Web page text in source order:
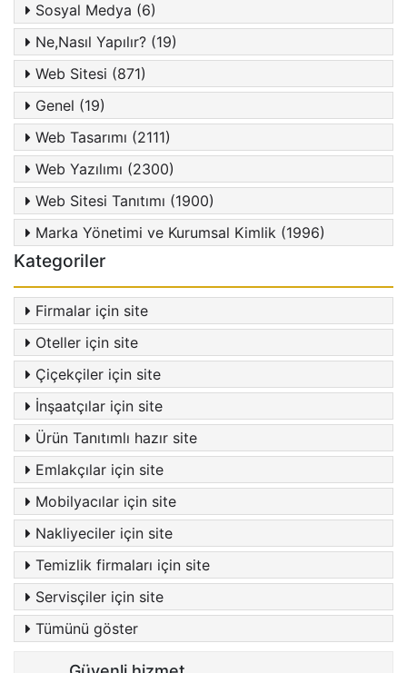
Sosyal Medya (6)
Ne,Nasıl Yapılır? (19)
Web Sitesi (871)
Genel (19)
Web Tasarımı (2111)
Web Yazılımı (2300)
Web Sitesi Tanıtımı (1900)
Marka Yönetimi ve Kurumsal Kimlik (1996)
Kategoriler
Firmalar için site
Oteller için site
Çiçekçiler için site
İnşaatçılar için site
Ürün Tanıtımlı hazır site
Emlakçılar için site
Mobilyacılar için site
Nakliyeciler için site
Temizlik firmaları için site
Servisçiler için site
Tümünü göster